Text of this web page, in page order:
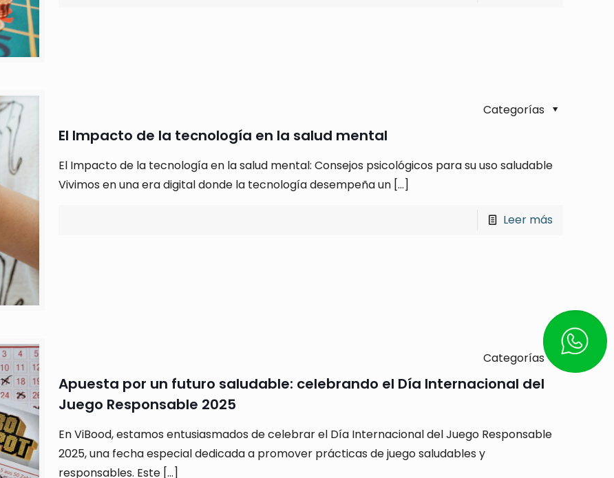
Categorías
El Impacto de la tecnología en la salud mental
El Impacto de la tecnología en la salud mental: Consejos psicológicos para su uso saludable
Vivimos en una era digital donde la tecnología desempeña un[…]
Leer más
Categorías
Apuesta por un futuro saludable: celebrando el Día Internacional del
Juego Responsable 2025
En ViBood, estamos entusiasmados de celebrar el Día Internacional del Juego Responsable
2025, una fecha especial dedicada a promover prácticas de juego saludables y
responsables. Este[…]